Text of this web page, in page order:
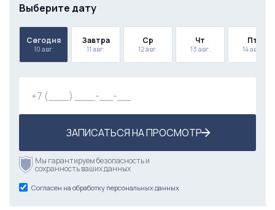
Выберите дату
Сегодня
10 авг.
Завтра
11 авг.
Ср
12 авг.
Чт
13 авг.
Пт
14 авг.
ЗАПИСАТЬСЯ НА ПРОСМОТР
Мы гарантируем безопасность и
сохранность ваших данных
Согласен на обработку персональных данных